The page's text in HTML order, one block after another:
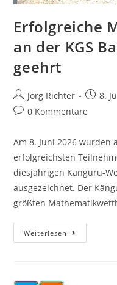
Erfolgreiche
an der KGS
geehrt
Jörg Richter 8.
0 Kommentare
Am 8. Juni 2026 wurden
erfolgreichsten
diesjährigen Känguru-
ausgezeichnet. Der
größten
Weiterlesen